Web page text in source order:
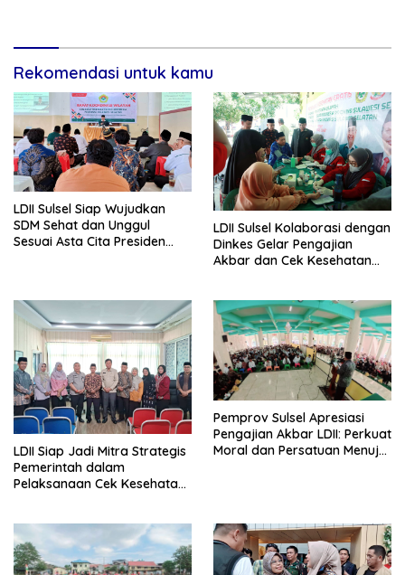
Rekomendasi untuk kamu
LDII Sulsel Siap Wujudkan
SDM Sehat dan Unggul
Sesuai Asta Cita Presiden
LDII Sulsel Kolaborasi dengan
Dinkes Gelar Pengajian
Akbar dan Cek Kesehatan
LDII Siap Jadi Mitra Strategis
Pemerintah dalam
Pelaksanaan Cek Kesehatan
Pemprov Sulsel Apresiasi
Pengajian Akbar LDII: Perkuat
Moral dan Persatuan Menuju